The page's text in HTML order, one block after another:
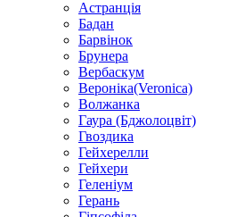
Астранція
Бадан
Барвінок
Брунера
Вербаскум
Вероніка(Veronica)
Волжанка
Гаура (Бджолоцвіт)
Гвоздика
Гейхерелли
Гейхери
Геленіум
Герань